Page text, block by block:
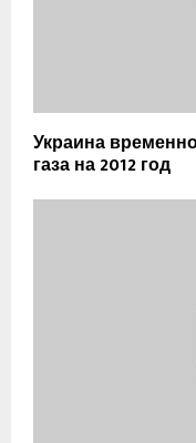
Украина
газа на 2012 год